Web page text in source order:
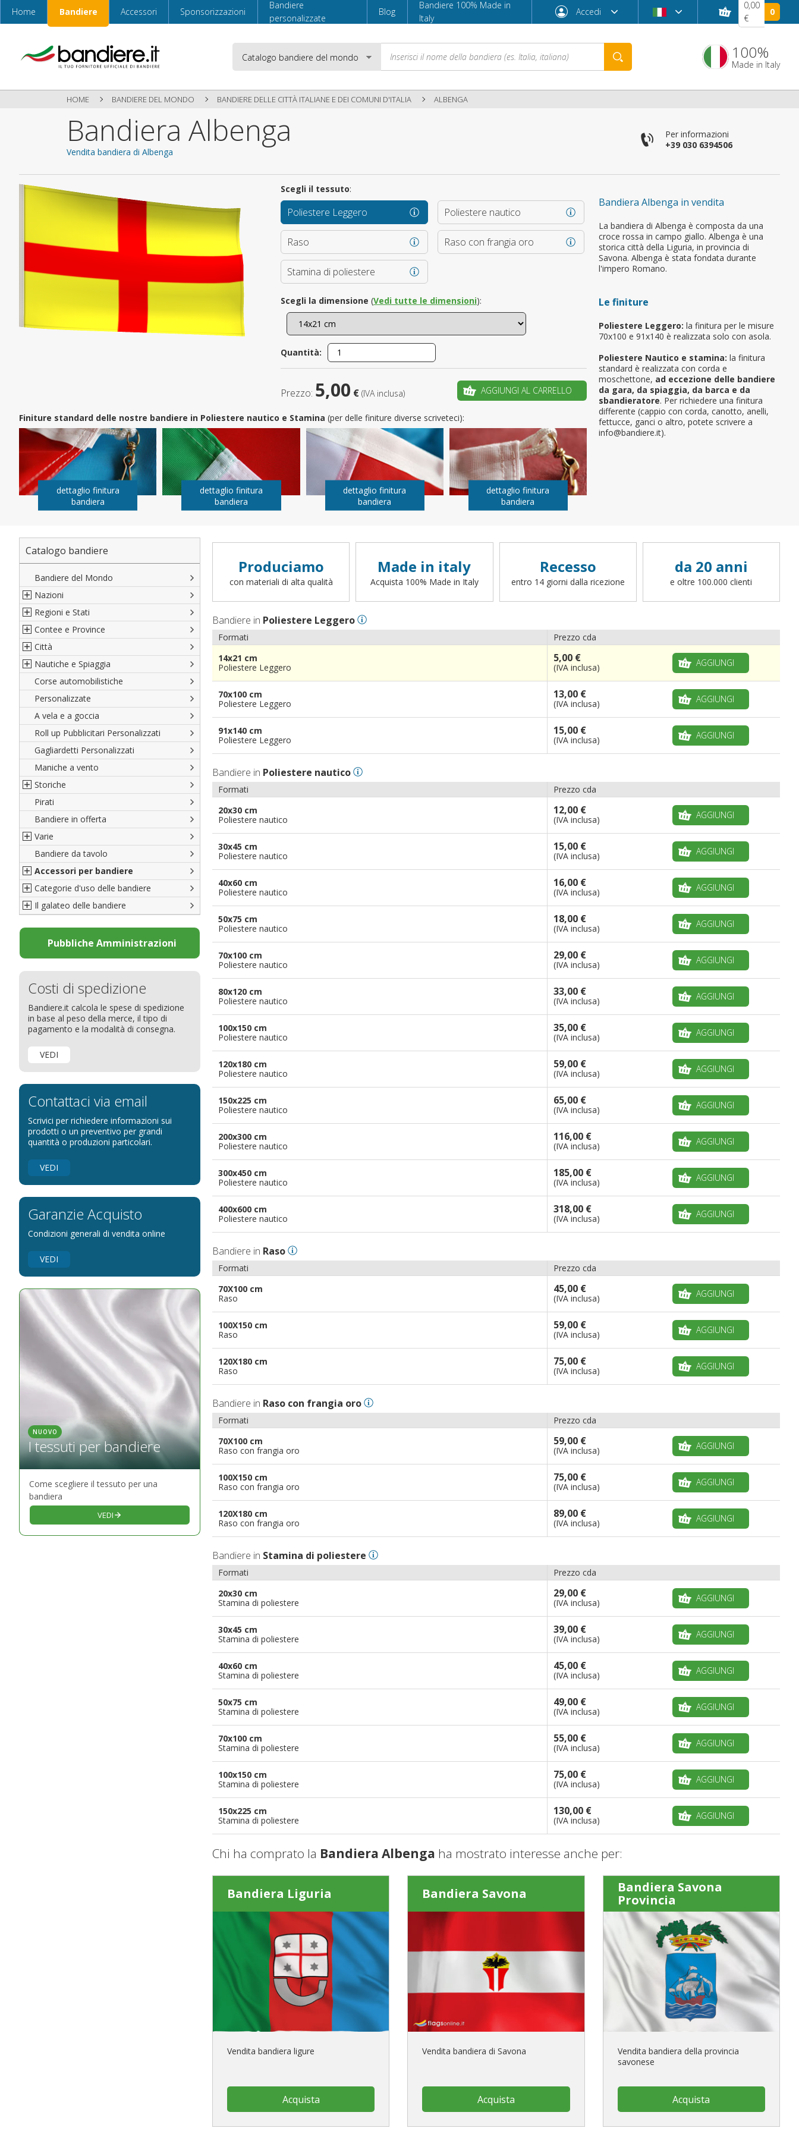
Home Bandiere Accessori Sponsorizzazioni
Bandiere
personalizzate
Blog
Bandiere 100% Made in
Italy
Accedi
Accedi
È il tuo primo ordine?
CREA UN NUOVO ACCOUNT
0,00
€
0
100%
Made in Italy
HOME BANDIERE DEL MONDO BANDIERE DELLE CITTÀ ITALIANE E DEI COMUNI D'ITALIA ALBENGA
Bandiera Albenga
Vendita bandiera di Albenga
Per informazioni
+39 030 6394506
Bandiera Albenga in vendita
La bandiera di Albenga è composta da una
croce rossa in campo giallo. Albenga è una
storica città della Liguria, in provincia di
Savona. Albenga è stata fondata durante
l'impero Romano.
Le finiture
Poliestere Leggero: la finitura per le misure
70x100 e 91x140 è realizzata solo con asola.
Poliestere Nautico e stamina: la finitura
standard è realizzata con corda e
moschettone, ad eccezione delle bandiere
da gara, da spiaggia, da barca e da
sbandieratore. Per richiedere una finitura
differente (cappio con corda, canotto, anelli,
fettucce, ganci o altro, potete scrivere a
info@bandiere.it).
Scegli il tessuto:
Poliestere Leggero Poliestere nautico
Raso Raso con frangia oro
Stamina di poliestere
Scegli la dimensione (Vedi tutte le dimensioni):
Quantità:
Prezzo: 5,00 € (IVA inclusa) AGGIUNGI AL CARRELLO
Finiture standard delle nostre bandiere in Poliestere nautico e Stamina (per delle finiture diverse scriveteci):
dettaglio finitura
bandiera
dettaglio finitura
bandiera
dettaglio finitura
bandiera
dettaglio finitura
bandiera
Catalogo bandiere
Bandiere del Mondo
Nazioni
Nord America
Sud America
Europa
Africa
Asia
Oceania
Regioni e Stati
Regioni italiane
Territori Italiani
Stati USA
Francesi
Spagnole
Austriache
Tedesche
Regioni varie
Contee e Province
Cantoni Svizzeri
Province Italiane
Province Spagnole
Francia d'oltremare
Territori britannici d'oltremare
Varie Province del Mondo
Città
Città Italiane
Città spagnole
Città francesi
Città del mondo
Nautiche e Spiaggia
Militari e Mercantili
Codice internazionale nautico
Gran Pavese
Da spiaggia
Di cortesia
Corse automobilistiche
Personalizzate
A vela e a goccia
Roll up Pubblicitari Personalizzati
Gagliardetti Personalizzati
Maniche a vento
Storiche
Italiane
Porte di Milano
Francesi
Americane
Britanniche
Resto del Mondo
Pirati
Bandiere in offerta
Varie
Bandiere del CICAP - Think Deep
Bandiere di Orgoglio Bresciano
Organizzazioni internazionali
Diplomatiche
Bandiere Pubblicitarie
Natale e altre festività
Bandiere etniche e religiose
Bandiere da tavolo
Accessori per bandiere
Accessori per bandiere
Accessori per bandiere da tavolo
Categorie d'uso delle bandiere
Bandiere segnavento
Bandiere per sbandieratori
Bandiere per barche
Bandiere per hotel
Bandiere per eventi
Bandiere per biciclette
Bandiere per autosaloni
Bandiere Palio
Bandiere per enti pubblici
Bandiere per riserve naturali e parchi
Bandiere per musicisti
Bandiere per feste
pennoni per bandiere
Il galateo delle bandiere
La bandiera
Come disporre le bandiere
Dimensioni delle bandiere
Come piegare il tricolore
Pubbliche Amministrazioni
Costi di spedizione
Bandiere.it calcola le spese di spedizione
in base al peso della merce, il tipo di
pagamento e la modalità di consegna.
VEDI
Contattaci via email
Scrivici per richiedere informazioni sui
prodotti o un preventivo per grandi
quantità o produzioni particolari.
VEDI
Garanzie Acquisto
Condizioni generali di vendita online
VEDI
NUOVO
I tessuti per bandiere
Come scegliere il tessuto per una
bandiera
VEDI
Produciamo
con materiali di alta qualità
Made in italy
Acquista 100% Made in Italy
Recesso
entro 14 giorni dalla ricezione
da 20 anni
e oltre 100.000 clienti
Bandiere in Poliestere Leggero
Formati
Prezzo cda
14x21 cm
Poliestere Leggero
5,00 €
(IVA inclusa) AGGIUNGI
70x100 cm
Poliestere Leggero
13,00 €
(IVA inclusa) AGGIUNGI
91x140 cm
Poliestere Leggero
15,00 €
(IVA inclusa) AGGIUNGI
Bandiere in Poliestere nautico
Formati
Prezzo cda
20x30 cm
Poliestere nautico
12,00 €
(IVA inclusa) AGGIUNGI
30x45 cm
Poliestere nautico
15,00 €
(IVA inclusa) AGGIUNGI
40x60 cm
Poliestere nautico
16,00 €
(IVA inclusa) AGGIUNGI
50x75 cm
Poliestere nautico
18,00 €
(IVA inclusa) AGGIUNGI
70x100 cm
Poliestere nautico
29,00 €
(IVA inclusa) AGGIUNGI
80x120 cm
Poliestere nautico
33,00 €
(IVA inclusa) AGGIUNGI
100x150 cm
Poliestere nautico
35,00 €
(IVA inclusa) AGGIUNGI
120x180 cm
Poliestere nautico
59,00 €
(IVA inclusa) AGGIUNGI
150x225 cm
Poliestere nautico
65,00 €
(IVA inclusa) AGGIUNGI
200x300 cm
Poliestere nautico
116,00 €
(IVA inclusa) AGGIUNGI
300x450 cm
Poliestere nautico
185,00 €
(IVA inclusa) AGGIUNGI
400x600 cm
Poliestere nautico
318,00 €
(IVA inclusa) AGGIUNGI
Bandiere in Raso
Formati
Prezzo cda
70X100 cm
Raso
45,00 €
(IVA inclusa) AGGIUNGI
100X150 cm
Raso
59,00 €
(IVA inclusa) AGGIUNGI
120X180 cm
Raso
75,00 €
(IVA inclusa) AGGIUNGI
Bandiere in Raso con frangia oro
Formati
Prezzo cda
70X100 cm
Raso con frangia oro
59,00 €
(IVA inclusa) AGGIUNGI
100X150 cm
Raso con frangia oro
75,00 €
(IVA inclusa) AGGIUNGI
120X180 cm
Raso con frangia oro
89,00 €
(IVA inclusa) AGGIUNGI
Bandiere in Stamina di poliestere
Formati
Prezzo cda
20x30 cm
Stamina di poliestere
29,00 €
(IVA inclusa) AGGIUNGI
30x45 cm
Stamina di poliestere
39,00 €
(IVA inclusa) AGGIUNGI
40x60 cm
Stamina di poliestere
45,00 €
(IVA inclusa) AGGIUNGI
50x75 cm
Stamina di poliestere
49,00 €
(IVA inclusa) AGGIUNGI
70x100 cm
Stamina di poliestere
55,00 €
(IVA inclusa) AGGIUNGI
100x150 cm
Stamina di poliestere
75,00 €
(IVA inclusa) AGGIUNGI
150x225 cm
Stamina di poliestere
130,00 €
(IVA inclusa) AGGIUNGI
Chi ha comprato la Bandiera Albenga ha mostrato interesse anche per:
Bandiera Liguria
Vendita bandiera ligure
Acquista
Bandiera Savona
Vendita bandiera di Savona
Acquista
Bandiera Savona
Provincia
Vendita bandiera della provincia
savonese
Acquista